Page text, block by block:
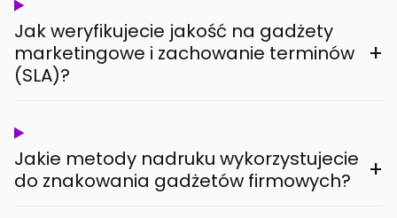
Jak weryfikujecie jakość na gadżety
marketingowe i zachowanie terminów
(SLA)?
+
Jakie metody nadruku wykorzystujecie
do znakowania gadżetów firmowych?
+